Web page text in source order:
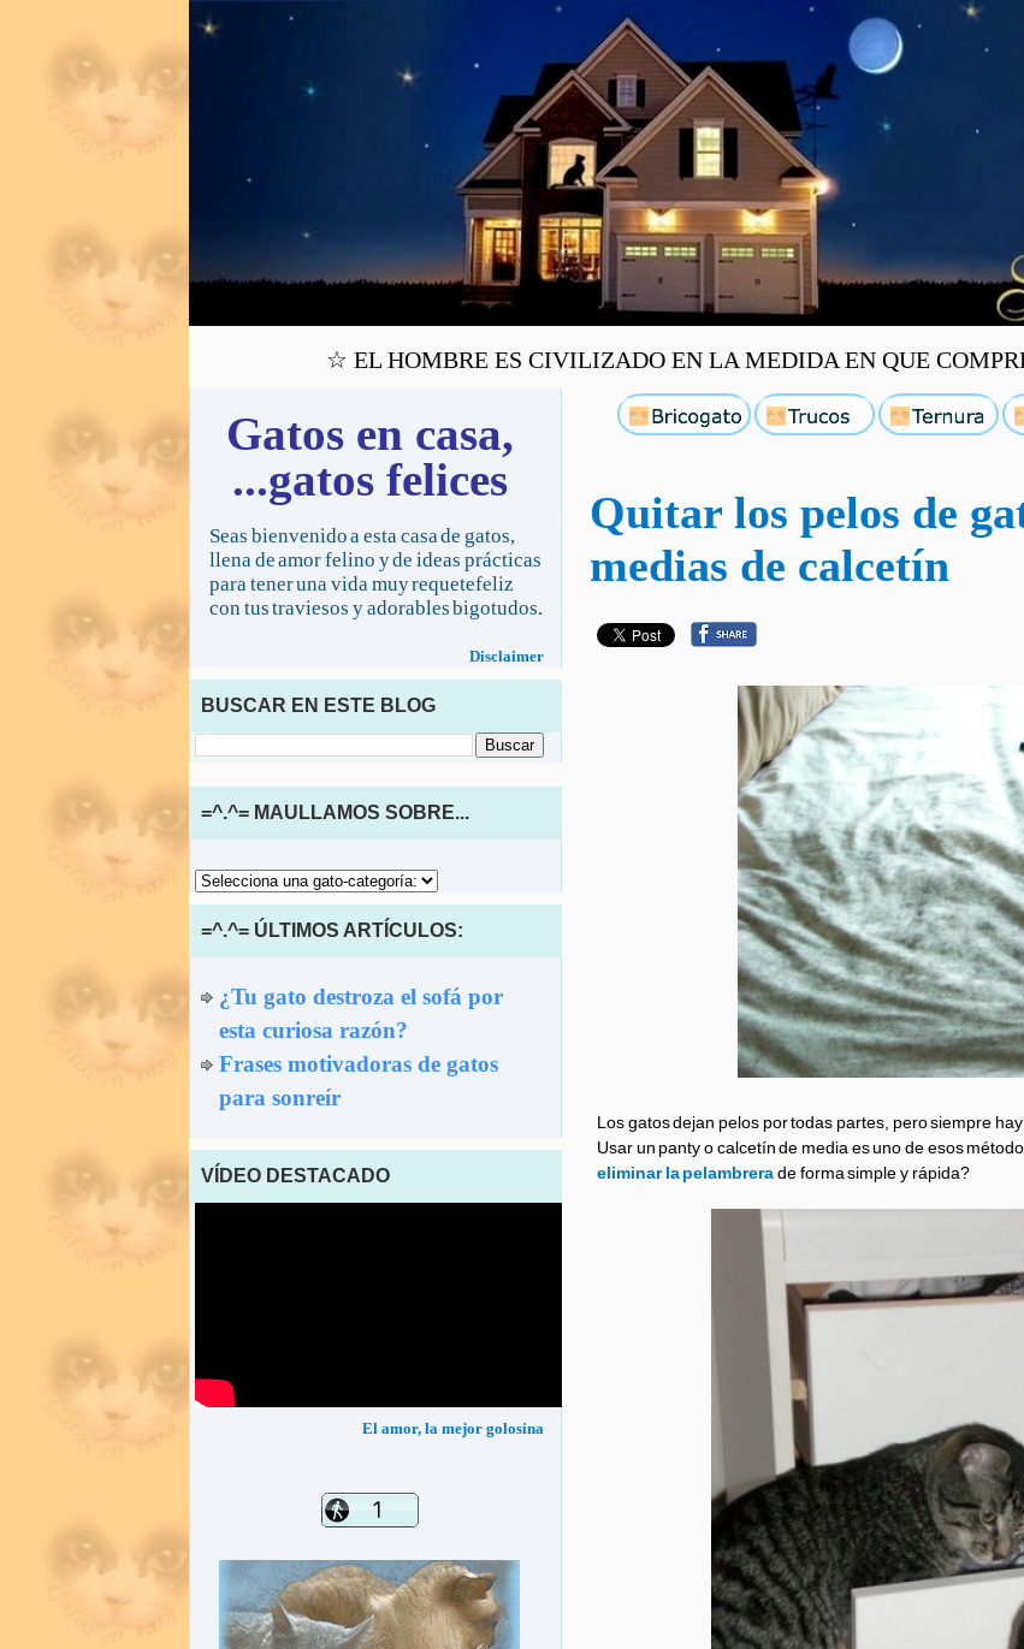
☆ EL HOMBRE ES CIVILIZADO EN LA MEDIDA EN QUE
Quitar los pelos de
medias de calcetín
Los gatos dejan pelos por todas partes, pero siempre
Usar un panty o calcetín de media es uno de esos
eliminar la pelambrerade forma simple y rápida?
Gatos en casa,
...gatos felices
Seas bienvenido a esta casa de gatos,
llena de amor felino y de ideas prácticas
para tener una vida muy requetefeliz
con tus traviesos y adorables bigotudos.
Disclaimer
BUSCAR EN ESTE BLOG
=^.^= MAULLAMOS SOBRE...
=^.^= ÚLTIMOS ARTÍCULOS:
¿Tu gato destroza el sofá por
esta curiosa razón?
Frases motivadoras de gatos
para sonreír
VÍDEO DESTACADO
El amor, la mejor golosina